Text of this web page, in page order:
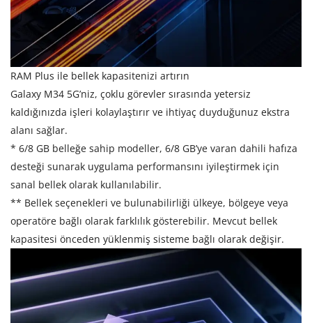
RAM Plus ile bellek kapasitenizi artırın
Galaxy M34 5G’niz, çoklu görevler sırasında yetersiz
kaldığınızda işleri kolaylaştırır ve ihtiyaç duyduğunuz ekstra
alanı sağlar.
* 6/8 GB belleğe sahip modeller, 6/8 GB’ye varan dahili hafıza
desteği sunarak uygulama performansını iyileştirmek için
sanal bellek olarak kullanılabilir.
** Bellek seçenekleri ve bulunabilirliği ülkeye, bölgeye veya
operatöre bağlı olarak farklılık gösterebilir. Mevcut bellek
kapasitesi önceden yüklenmiş sisteme bağlı olarak değişir.